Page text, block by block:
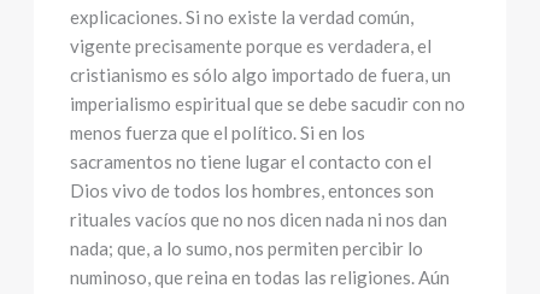
explicaciones. Si no existe la verdad común,
vigente precisamente porque es verdadera, el
cristianismo es sólo algo importado de fuera, un
imperialismo espiritual que se debe sacudir con no
menos fuerza que el político. Si en los
sacramentos no tiene lugar el contacto con el
Dios vivo de todos los hombres, entonces son
rituales vacíos que no nos dicen nada ni nos dan
nada; que, a lo sumo, nos permiten percibir lo
numinoso, que reina en todas las religiones. Aún